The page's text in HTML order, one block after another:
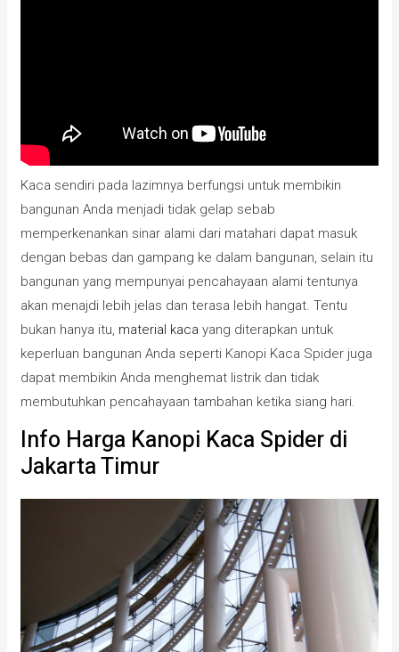
Kaca sendiri pada lazimnya berfungsi untuk membikin
bangunan Anda menjadi tidak gelap sebab
memperkenankan sinar alami dari matahari dapat masuk
dengan bebas dan gampang ke dalam bangunan, selain itu
bangunan yang mempunyai pencahayaan alami tentunya
akan menajdi lebih jelas dan terasa lebih hangat. Tentu
bukan hanya itu, material kaca yang diterapkan untuk
keperluan bangunan Anda seperti Kanopi Kaca Spider juga
dapat membikin Anda menghemat listrik dan tidak
membutuhkan pencahayaan tambahan ketika siang hari.
Info Harga Kanopi Kaca Spider di
Jakarta Timur